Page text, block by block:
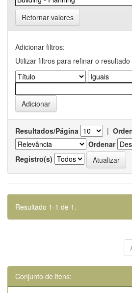
Retornar valores
Adicionar filtros:
Utilizar filtros para refinar o
Resultados/Página |
Ordenar
Registro(s)
Resultado 1-1 de 1.
Conjunto de itens: